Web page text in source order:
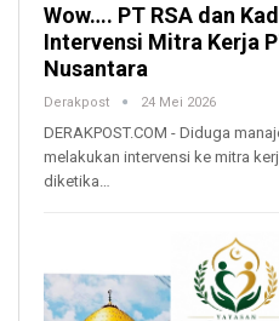
Wow…. PT RSA dan
Intervensi Mitra Kerja
Nusantara
Derakpost 24 Mei 2026
DERAKPOST.COM - Diduga
melakukan intervensi ke mitra
diketika…